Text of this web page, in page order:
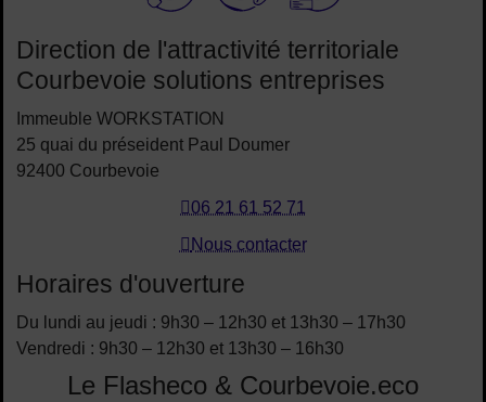
Direction de l'attractivité territoriale
Courbevoie solutions entreprises
Immeuble WORKSTATION
25 quai du préseident Paul Doumer
92400 Courbevoie
06 21 61 52 71
Nous contacter
Horaires d'ouverture
Du lundi au jeudi : 9h30 – 12h30 et 13h30 – 17h30
Vendredi : 9h30 – 12h30 et 13h30 – 16h30
Le Flasheco & Courbevoie.eco